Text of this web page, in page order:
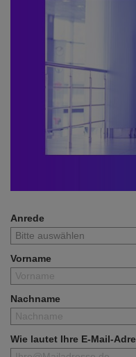
Anrede
Vorname
Nachname
Wie lautet Ihre E-Mail-